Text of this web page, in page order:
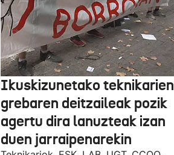
Ikuskizunetako teknikarien
grebaren deitzaileak pozik
agertu dira lanuzteak izan
duen jarraipenarekin